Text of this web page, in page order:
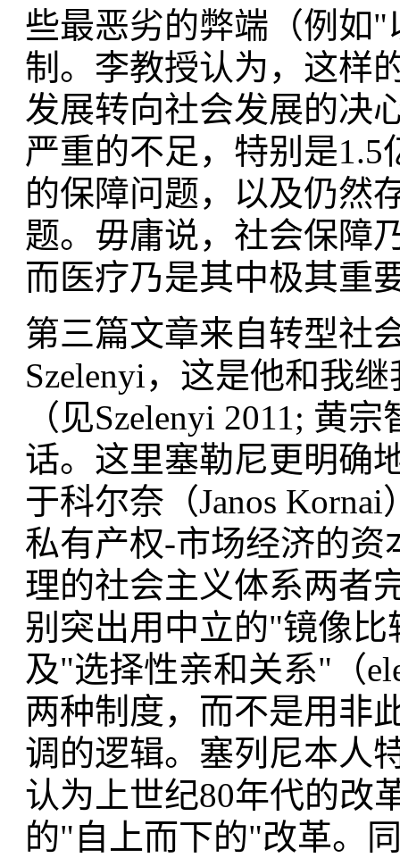
些最恶劣的弊端（例如
制。李教授认为，这样
发展转向社会发展的决
严重的不足，特别是
的保障问题，以及仍然
题。毋庸说，社会保障
而医疗乃是其中极其重
第三篇文章来自转型社
Szelenyi，这是他和我
（见Szelenyi 2011; 黄
话。这里塞勒尼更明确
于科尔奈（Janos
私有产权-市场经济的
理的社会主义体系两者
别突出用中立的"镜像比
及"选择性亲和关系"（
两种制度，而不是用非
调的逻辑。塞列尼本人
认为上世纪80年代的改
的"自上而下的"改革。